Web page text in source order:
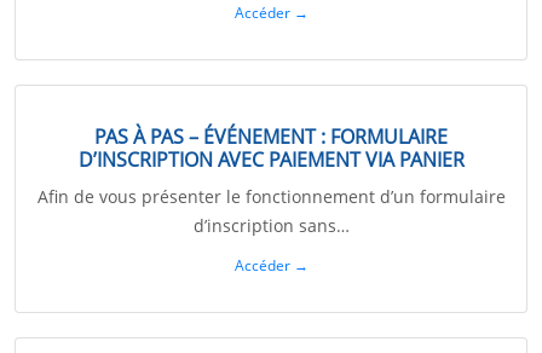
Accéder →
PAS À PAS – ÉVÉNEMENT : FORMULAIRE
D’INSCRIPTION AVEC PAIEMENT VIA PANIER
Afin de vous présenter le fonctionnement d’un formulaire
d’inscription sans…
Accéder →